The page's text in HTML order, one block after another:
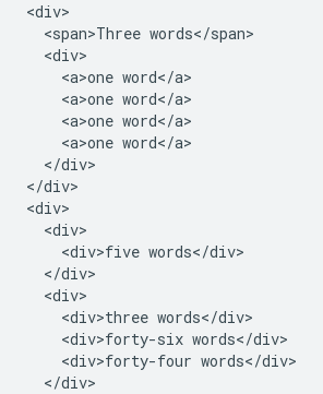
<div>
  <span>Three words</span>
  <div>
    <a>one word</a>
    <a>one word</a>
    <a>one word</a>
    <a>one word</a>
  </div>
</div>
<div>
  <div>
    <div>five words</div>
  </div>
  <div>
    <div>three words</div>
    <div>forty-six words</div>
    <div>forty-four words</div>
  </div>